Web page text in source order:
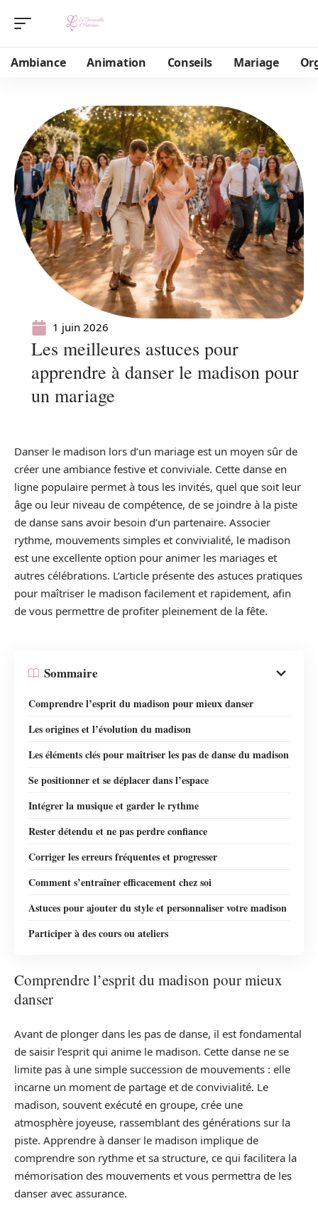
Ambiance Animation Conseils Mariage
1 juin 2026
Les meilleures astuces pour
apprendre à danser le madison pour
un mariage
Danser le madison lors d’un mariage est un moyen sûr de
créer une ambiance festive et conviviale. Cette danse en
ligne populaire permet à tous les invités, quel que soit leur
âge ou leur niveau de compétence, de se joindre à la piste
de danse sans avoir besoin d’un partenaire. Associer
rythme, mouvements simples et convivialité, le madison
est une excellente option pour animer les mariages et
autres célébrations. L’article présente des astuces pratiques
pour maîtriser le madison facilement et rapidement, afin
de vous permettre de profiter pleinement de la fête.
Sommaire
Comprendre l’esprit du madison pour mieux danser
Les origines et l’évolution du madison
Les éléments clés pour maîtriser les pas de danse du madison
Se positionner et se déplacer dans l’espace
Intégrer la musique et garder le rythme
Rester détendu et ne pas perdre confiance
Corriger les erreurs fréquentes et progresser
Comment s’entraîner efficacement chez soi
Astuces pour ajouter du style et personnaliser votre madison
Participer à des cours ou ateliers
Comprendre l’esprit du madison pour mieux
danser
Avant de plonger dans les pas de danse, il est fondamental
de saisir l’esprit qui anime le madison. Cette danse ne se
limite pas à une simple succession de mouvements : elle
incarne un moment de partage et de convivialité. Le
madison, souvent exécuté en groupe, crée une
atmosphère joyeuse, rassemblant des générations sur la
piste. Apprendre à danser le madison implique de
comprendre son rythme et sa structure, ce qui facilitera la
mémorisation des mouvements et vous permettra de les
danser avec assurance.